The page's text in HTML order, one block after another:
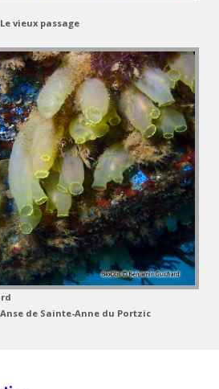
Le vieux passage
Anse de Sainte-Anne du Portzic